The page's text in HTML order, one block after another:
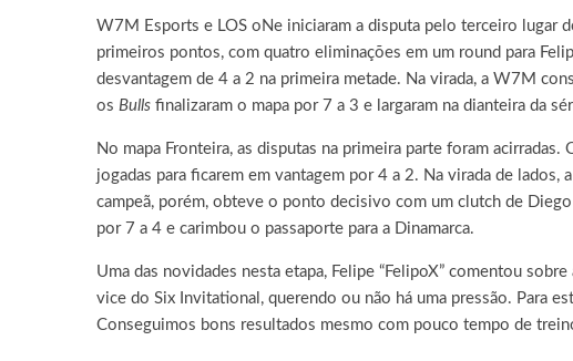
W7M Esports e LOS oNe iniciaram a disputa pelo terceiro lugar
primeiros pontos, com quatro eliminações em um round para
desvantagem de 4 a 2 na primeira metade. Na virada, a W7M
os Bulls finalizaram o mapa por 7 a 3 e largaram na dianteira da
No mapa Fronteira, as disputas na primeira parte foram
jogadas para ficarem em vantagem por 4 a 2. Na virada de
campeã, porém, obteve o ponto decisivo com um clutch de
por 7 a 4 e carimbou o passaporte para a Dinamarca.
Uma das novidades nesta etapa, Felipe “FelipoX” comentou
vice do Six Invitational, querendo ou não há uma pressão. Para
Conseguimos bons resultados mesmo com pouco tempo de